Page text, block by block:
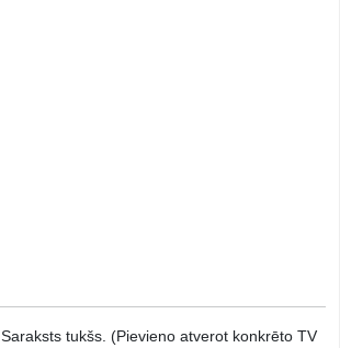
Saraksts tukšs. (Pievieno atverot konkrēto TV